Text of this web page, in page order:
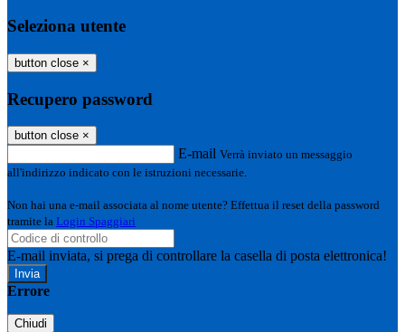
Seleziona utente
button close ×
Recupero password
button close ×
E-mail Verrà inviato un messaggio
all'indirizzo indicato con le istruzioni necessarie.
Non hai una e-mail associata al nome utente? Effettua il reset della password
tramite la Login Spaggiari
E-mail inviata, si prega di controllare la casella di posta elettronica!
Errore
Chiudi